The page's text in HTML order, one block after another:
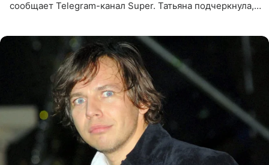
сообщает Telegram-канал Super. Татьяна подчеркнула,